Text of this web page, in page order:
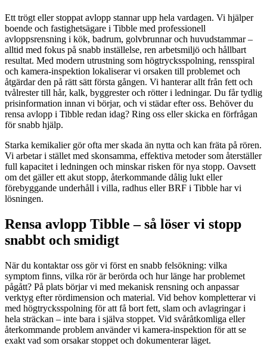
Ett trögt eller stoppat avlopp stannar upp hela vardagen. Vi hjälper
boende och fastighetsägare i Tibble med professionell
avloppsrensning i kök, badrum, golvbrunnar och huvudstammar –
alltid med fokus på snabb inställelse, ren arbetsmiljö och hållbart
resultat. Med modern utrustning som högtrycksspolning, rensspiral
och kamera-inspektion lokaliserar vi orsaken till problemet och
åtgärdar den på rätt sätt första gången. Vi hanterar allt från fett och
tvålrester till hår, kalk, byggrester och rötter i ledningar. Du får tydlig
prisinformation innan vi börjar, och vi städar efter oss. Behöver du
rensa avlopp i Tibble redan idag? Ring oss eller skicka en förfrågan
för snabb hjälp.
Starka kemikalier gör ofta mer skada än nytta och kan fräta på rören.
Vi arbetar i stället med skonsamma, effektiva metoder som återställer
full kapacitet i ledningen och minskar risken för nya stopp. Oavsett
om det gäller ett akut stopp, återkommande dålig lukt eller
förebyggande underhåll i villa, radhus eller BRF i Tibble har vi
lösningen.
Rensa avlopp Tibble – så löser vi stopp
snabbt och smidigt
När du kontaktar oss gör vi först en snabb felsökning: vilka
symptom finns, vilka rör är berörda och hur länge har problemet
pågått? På plats börjar vi med mekanisk rensning och anpassar
verktyg efter rördimension och material. Vid behov kompletterar vi
med högtrycksspolning för att få bort fett, slam och avlagringar i
hela sträckan – inte bara i själva stoppet. Vid svåråtkomliga eller
återkommande problem använder vi kamera-inspektion för att se
exakt vad som orsakar stoppet och dokumenterar läget.